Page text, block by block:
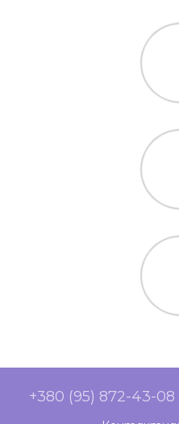
+380 (95) 872-43-08